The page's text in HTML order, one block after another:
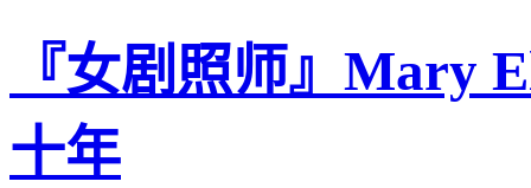
『女剧照师』Mary
十年